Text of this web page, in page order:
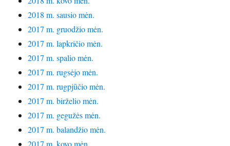
2018 m. sausio mėn.
2017 m. gruodžio mėn.
2017 m. lapkričio mėn.
2017 m. spalio mėn.
2017 m. rugsėjo mėn.
2017 m. rugpjūčio mėn.
2017 m. birželio mėn.
2017 m. gegužės mėn.
2017 m. balandžio mėn.
2017 m. kovo mėn.